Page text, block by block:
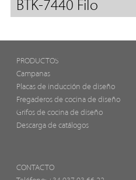
BTK-7440 Filo
PRODUCTOS
Campanas
Placas de inducción de diseño
Fregaderos de cocina de diseño
Grifos de cocina de diseño
Descarga de catálogos
CONTACTO